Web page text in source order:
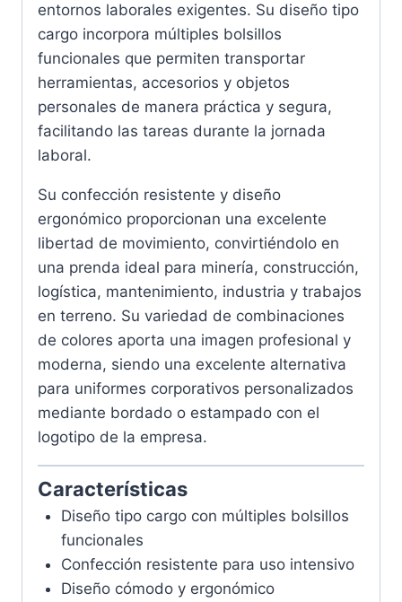
entornos laborales exigentes. Su diseño tipo
cargo incorpora múltiples bolsillos
funcionales que permiten transportar
herramientas, accesorios y objetos
personales de manera práctica y segura,
facilitando las tareas durante la jornada
laboral.
Su confección resistente y diseño
ergonómico proporcionan una excelente
libertad de movimiento, convirtiéndolo en
una prenda ideal para minería, construcción,
logística, mantenimiento, industria y trabajos
en terreno. Su variedad de combinaciones
de colores aporta una imagen profesional y
moderna, siendo una excelente alternativa
para uniformes corporativos personalizados
mediante bordado o estampado con el
logotipo de la empresa.
Características
Diseño tipo cargo con múltiples bolsillos
funcionales
Confección resistente para uso intensivo
Diseño cómodo y ergonómico